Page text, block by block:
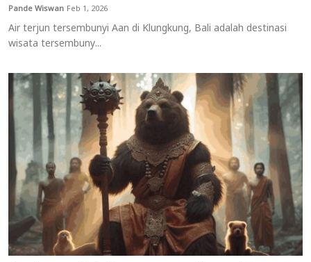
Pande Wiswan Feb 1, 2026
Air terjun tersembunyi Aan di Klungkung, Bali adalah destinasi
wisata tersembuny...